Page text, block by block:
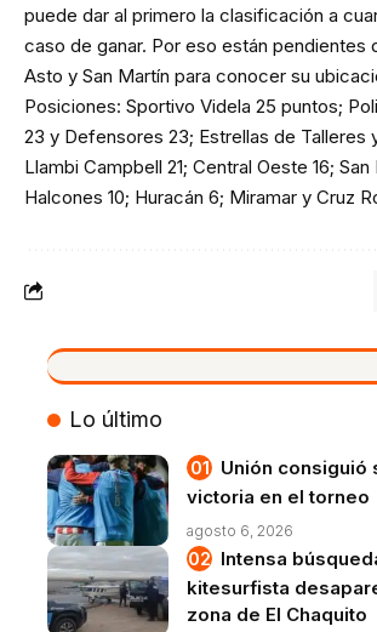
puede dar al primero la clasificación a
caso de ganar. Por eso están pendientes
Asto y San Martín para conocer su
Posiciones: Sportivo Videla 25 puntos;
23 y Defensores 23; Estrellas de Talleres
Llambi Campbell 21; Central Oeste 16; San
Halcones 10; Huracán 6; Miramar y Cruz
VIVO
Lo último
Unión consiguió
victoria en el torneo
agosto 6, 2026
Intensa
kitesurfista
zona de El Chaquito